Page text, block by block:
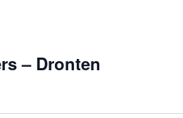
– Dronten